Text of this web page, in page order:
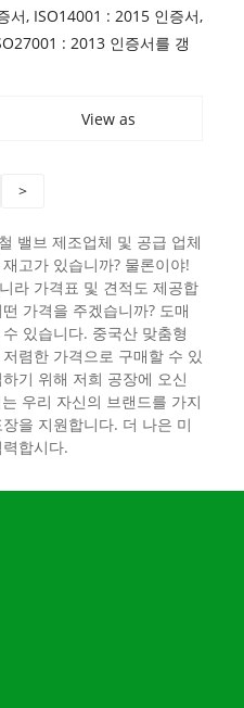
서, ISO14001 : 2015 인증서,
: 2013 인증서를 갱
View as
>
밸브 제조업체 및 공급 업체
고가 있습니까? 물론이야!
라 가격표 및 견적도 제공합
가격을 주겠습니까? 도매
있습니다. 중국산 맞춤형
렴한 가격으로 구매할 수 있
기 위해 저희 공장에 오신
우리 자신의 브랜드를 가지
을 지원합니다. 더 나은 미
합시다.